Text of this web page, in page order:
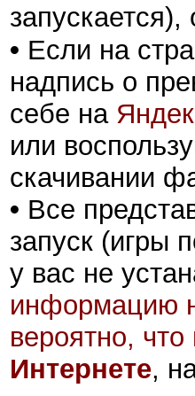
запускается),
• Если на
надпись о
себе на
или
скачивании
• Все
запуск (игры
у вас не
информацию
вероятно,
Интернете,